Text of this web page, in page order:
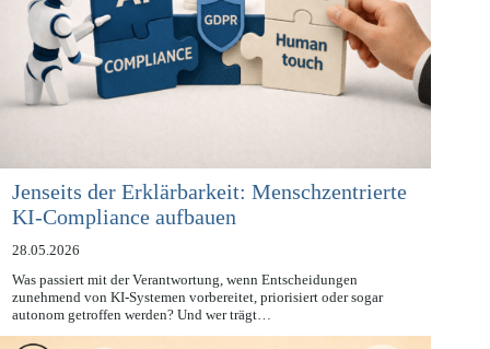
Jenseits der Erklärbarkeit: Menschzentrierte
KI-Compliance aufbauen
28.05.2026
Was passiert mit der Verantwortung, wenn Entscheidungen
zunehmend von KI-Systemen vorbereitet, priorisiert oder sogar
autonom getroffen werden? Und wer trägt…